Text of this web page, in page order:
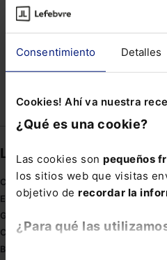
Consentimiento Detalles
Cookies! Ahí va nuestra
¿Qué es una cookie?
Las cookies son pequeños
los sitios web que visitas
objetivo de recordar la
¿Para qué las
Artículos del autor Sobre
ARTÍCULOS
OTROS AUTORES
Links directos
Coronavirus
Estudio de salud abogacía
Gestión de despachos
Compliance
Buenas Prácticas Tributarias